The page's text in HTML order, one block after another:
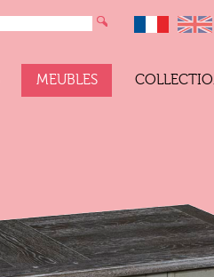
MEUBLES